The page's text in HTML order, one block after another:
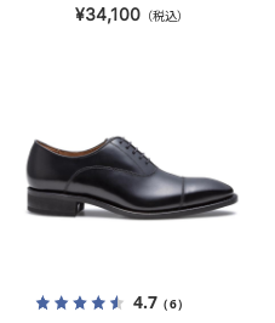
¥34,100 （税込）
4.7（6）